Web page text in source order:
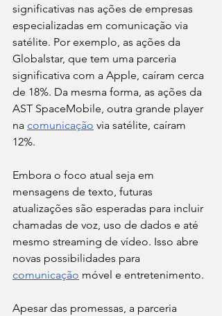
significativas nas ações de empresas
especializadas em comunicação via
satélite. Por exemplo, as ações da
Globalstar, que tem uma parceria
significativa com a Apple, caíram cerca
de 18%. Da mesma forma, as ações da
AST SpaceMobile, outra grande player
na comunicação via satélite, caíram
12%.
Embora o foco atual seja em
mensagens de texto, futuras
atualizações são esperadas para incluir
chamadas de voz, uso de dados e até
mesmo streaming de vídeo. Isso abre
novas possibilidades para
comunicação móvel e entretenimento.
Apesar das promessas, a parceria